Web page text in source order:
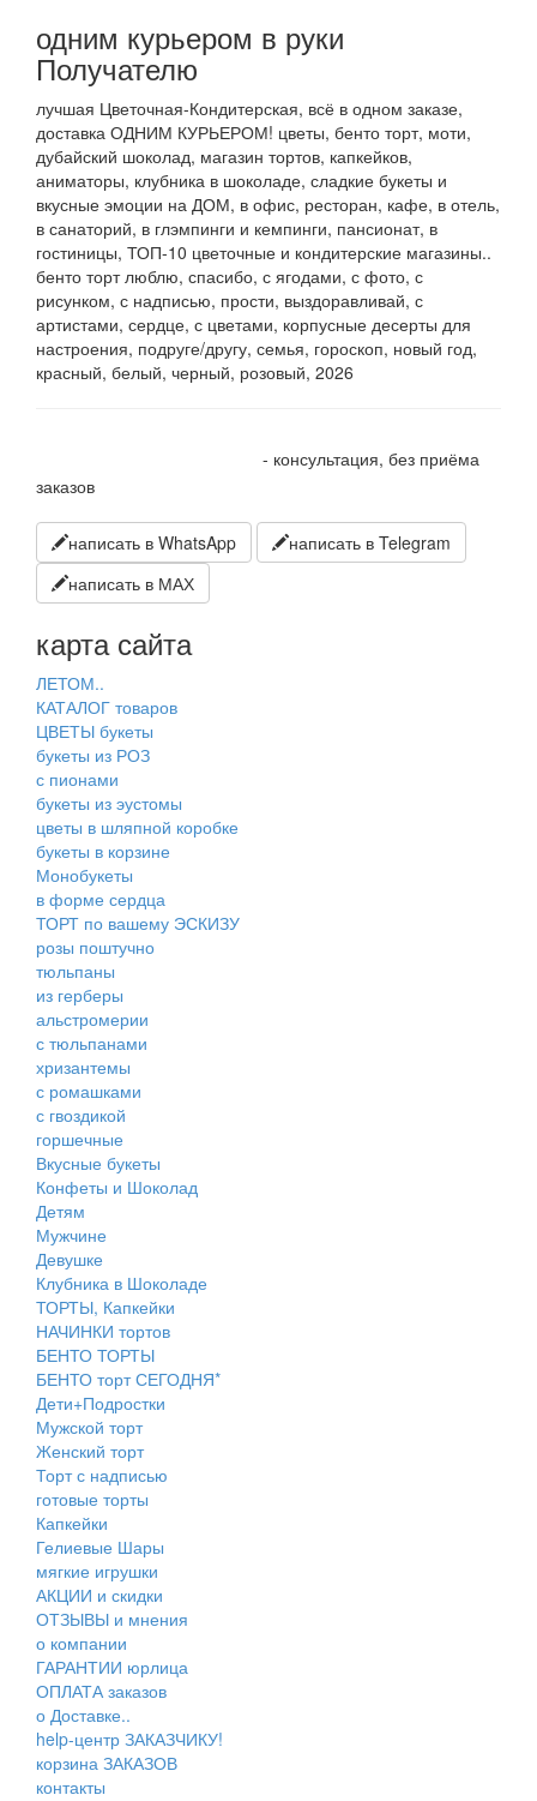
одним курьером в руки
Получателю
лучшая Цветочная-Кондитерская, всё в одном заказе,
доставка ОДНИМ КУРЬЕРОМ! цветы, бенто торт, моти,
дубайский шоколад, магазин тортов, капкейков,
аниматоры, клубника в шоколаде, сладкие букеты и
вкусные эмоции на ДОМ, в офис, ресторан, кафе, в отель,
в санаторий, в глэмпинги и кемпинги, пансионат, в
гостиницы, ТОП-10 цветочные и кондитерские магазины..
бенто торт люблю, спасибо, с ягодами, с фото, с
рисунком, с надписью, прости, выздоравливай, с
артистами, сердце, с цветами, корпусные десерты для
настроения, подруге/другу, семья, гороскоп, новый год,
красный, белый, черный, розовый, 2026
- консультация, без приёма
заказов
написать в WhatsApp
написать в Telegram
написать в МАХ
карта сайта
ЛЕТОМ..
КАТАЛОГ товаров
ЦВЕТЫ букеты
букеты из РОЗ
с пионами
букеты из эустомы
цветы в шляпной коробке
букеты в корзине
Монобукеты
в форме сердца
ТОРТ по вашему ЭСКИЗУ
розы поштучно
тюльпаны
из герберы
альстромерии
с тюльпанами
хризантемы
с ромашками
с гвоздикой
горшечные
Вкусные букеты
Конфеты и Шоколад
Детям
Мужчине
Девушке
Клубника в Шоколаде
ТОРТЫ, Капкейки
НАЧИНКИ тортов
БЕНТО ТОРТЫ
БЕНТО торт СЕГОДНЯ*
Дети+Подростки
Мужской торт
Женский торт
Торт с надписью
готовые торты
Капкейки
Гелиевые Шары
мягкие игрушки
АКЦИИ и скидки
ОТЗЫВЫ и мнения
о компании
ГАРАНТИИ юрлица
ОПЛАТА заказов
о Доставке..
help-центр ЗАКАЗЧИКУ!
корзина ЗАКАЗОВ
контакты